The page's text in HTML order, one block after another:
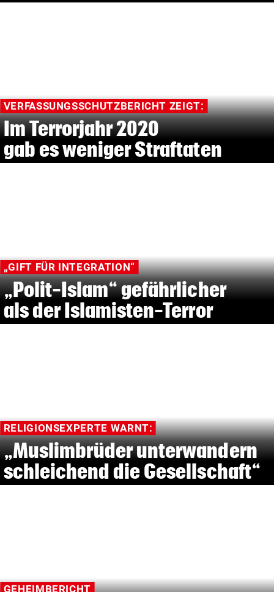
VERFASSUNGSSCHUTZBERICHT ZEIGT:
Im Terrorjahr 2020
gab es weniger Straftaten
„GIFT FÜR INTEGRATION“
„Polit-Islam“ gefährlicher
als der Islamisten-Terror
RELIGIONSEXPERTE WARNT:
„Muslimbrüder unterwandern
schleichend die Gesellschaft“
GEHEIMBERICHT